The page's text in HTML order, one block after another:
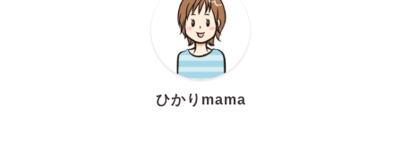
ひかりmama